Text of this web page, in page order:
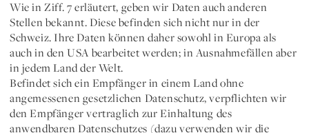
Wie in Ziff. 7 erläutert, geben wir Daten auch anderen
Stellen bekannt. Diese befinden sich nicht nur in der
Schweiz. Ihre Daten können daher sowohl in Europa als
auch in den USA bearbeitet werden; in Ausnahmefällen aber
in jedem Land der Welt.
Befindet sich ein Empfänger in einem Land ohne
angemessenen gesetzlichen Datenschutz, verpflichten wir
den Empfänger vertraglich zur Einhaltung des
anwendbaren Datenschutzes (dazu verwenden wir die